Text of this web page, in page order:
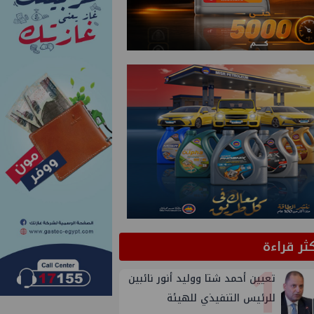
قراءة
تعيين أحمد شتا ووليد أنور نائبين
للرئيس التنفيذي للهيئة